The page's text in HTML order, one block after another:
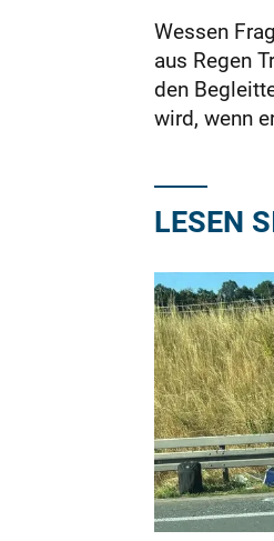
Wessen
aus Regen
den
wird, wenn
LESEN